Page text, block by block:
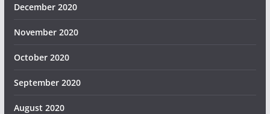
December 2020
November 2020
October 2020
September 2020
August 2020